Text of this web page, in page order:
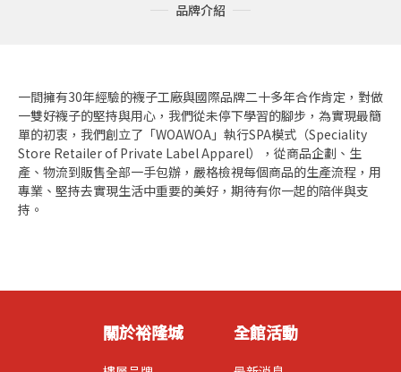
品牌介紹
一間擁有30年經驗的襪子工廠與國際品牌二十多年合作肯定，對做
一雙好襪子的堅持與用心，我們從未停下學習的腳步，為實現最簡
單的初衷，我們創立了「WOAWOA」執行SPA模式（Speciality
Store Retailer of Private Label Apparel），從商品企劃、生
產、物流到販售全部一手包辦，嚴格檢視每個商品的生產流程，用
專業、堅持去實現生活中重要的美好，期待有你一起的陪伴與支
持。
關於裕隆城 全館活動